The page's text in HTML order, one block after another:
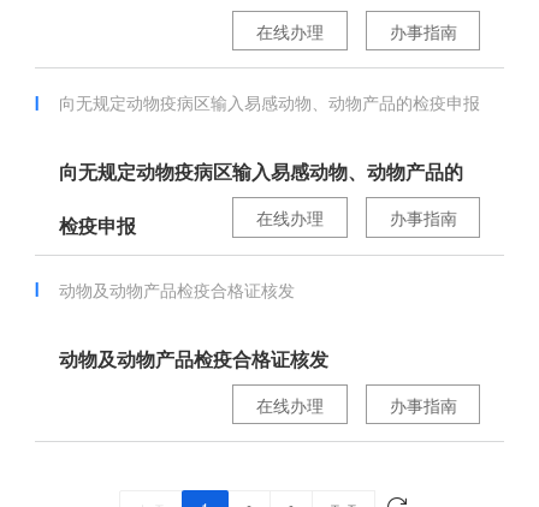
办事指南
在线办理
向无规定动物疫病区输入易感动物、动物产品的检疫申报
向无规定动物疫病区输入易感动物、动物产品的
检疫申报 办事指南
在线办理
动物及动物产品检疫合格证核发
动物及动物产品检疫合格证核发
办事指南
在线办理